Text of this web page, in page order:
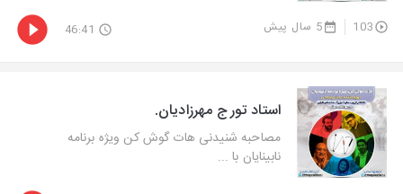
103 5 سال پیش 46:41
استاد تورج مهرزادیان.
مصاحبه شنیدنی هات گوش کن ویژه برنامه
نابینایان با ...